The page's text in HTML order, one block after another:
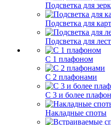
Подсветка для
Подсветка для
Подсветка для
С 1 плафоном
С 2 плафонами
С 3 и более
Накладные споты